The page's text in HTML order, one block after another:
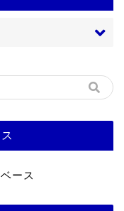
ース